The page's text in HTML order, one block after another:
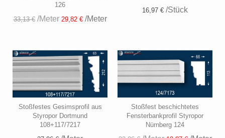
126
33,13 €/Meter 29,82 €/Meter
16,97 € /Stück
Stoßfestes Gesimsprofil aus
Styropor Dortmund
108+117/7217
Stoßfest beschichtetes
Fensterbankprofil Styropor
Nürnberg 124